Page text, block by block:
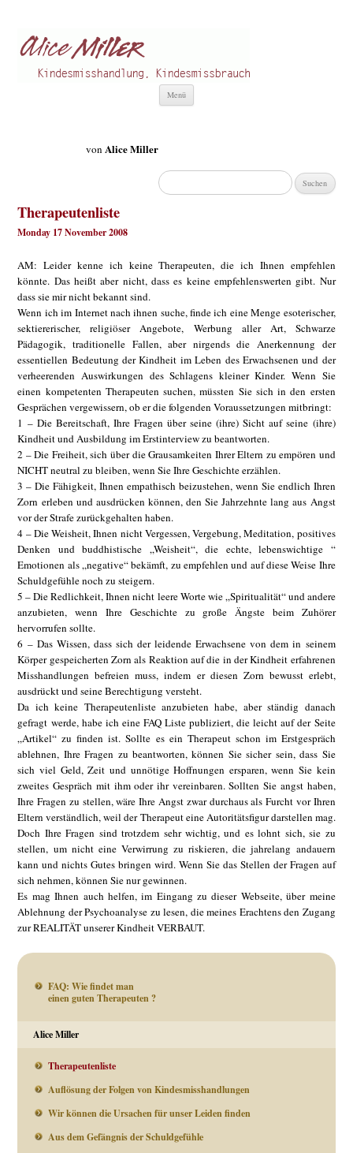
Menü
Suchen
nach:
von Alice Miller
Therapeutenliste
Monday 17 November 2008
AM: Leider kenne ich keine Therapeuten, die ich Ihnen empfehlen
könnte. Das heißt aber nicht, dass es keine empfehlenswerten gibt. Nur
dass sie mir nicht bekannt sind.
Wenn ich im Internet nach ihnen suche, finde ich eine Menge esoterischer,
sektiererischer, religiöser Angebote, Werbung aller Art, Schwarze
Pädagogik, traditionelle Fallen, aber nirgends die Anerkennung der
essentiellen Bedeutung der Kindheit im Leben des Erwachsenen und der
verheerenden Auswirkungen des Schlagens kleiner Kinder. Wenn Sie
einen kompetenten Therapeuten suchen, müssten Sie sich in den ersten
Gesprächen vergewissern, ob er die folgenden Voraussetzungen mitbringt:
1 – Die Bereitschaft, Ihre Fragen über seine (ihre) Sicht auf seine (ihre)
Kindheit und Ausbildung im Erstinterview zu beantworten.
2 – Die Freiheit, sich über die Grausamkeiten Ihrer Eltern zu empören und
NICHT neutral zu bleiben, wenn Sie Ihre Geschichte erzählen.
3 – Die Fähigkeit, Ihnen empathisch beizustehen, wenn Sie endlich Ihren
Zorn erleben und ausdrücken können, den Sie Jahrzehnte lang aus Angst
vor der Strafe zurückgehalten haben.
4 – Die Weisheit, Ihnen nicht Vergessen, Vergebung, Meditation, positives
Denken und buddhistische „Weisheit“, die echte, lebenswichtige “
Emotionen als „negative“ bekämft, zu empfehlen und auf diese Weise Ihre
Schuldgefühle noch zu steigern.
5 – Die Redlichkeit, Ihnen nicht leere Worte wie „Spiritualität“ und andere
anzubieten, wenn Ihre Geschichte zu große Ängste beim Zuhörer
hervorrufen sollte.
6 – Das Wissen, dass sich der leidende Erwachsene von dem in seinem
Körper gespeicherten Zorn als Reaktion auf die in der Kindheit erfahrenen
Misshandlungen befreien muss, indem er diesen Zorn bewusst erlebt,
ausdrückt und seine Berechtigung versteht.
Da ich keine Therapeutenliste anzubieten habe, aber ständig danach
gefragt werde, habe ich eine FAQ Liste publiziert, die leicht auf der Seite
„Artikel“ zu finden ist. Sollte es ein Therapeut schon im Erstgespräch
ablehnen, Ihre Fragen zu beantworten, können Sie sicher sein, dass Sie
sich viel Geld, Zeit und unnötige Hoffnungen ersparen, wenn Sie kein
zweites Gespräch mit ihm oder ihr vereinbaren. Sollten Sie angst haben,
Ihre Fragen zu stellen, wäre Ihre Angst zwar durchaus als Furcht vor Ihren
Eltern verständlich, weil der Therapeut eine Autoritätsfigur darstellen mag.
Doch Ihre Fragen sind trotzdem sehr wichtig, und es lohnt sich, sie zu
stellen, um nicht eine Verwirrung zu riskieren, die jahrelang andauern
kann und nichts Gutes bringen wird. Wenn Sie das Stellen der Fragen auf
sich nehmen, können Sie nur gewinnen.
Es mag Ihnen auch helfen, im Eingang zu dieser Webseite, über meine
Ablehnung der Psychoanalyse zu lesen, die meines Erachtens den Zugang
zur REALITÄT unserer Kindheit VERBAUT.
FAQ: Wie findet man
einen guten Therapeuten ?
Alice Miller
Therapeutenliste
Auflösung der Folgen von Kindesmisshandlungen
Wir können die Ursachen für unser Leiden finden
Aus dem Gefängnis der Schuldgefühle